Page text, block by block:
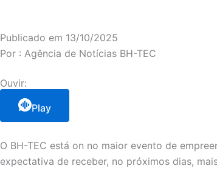
Publicado em 13/10/2025
Por : Agência de Notícias BH-TEC
Ouvir:
Play
O BH-TEC está on no maior evento de
expectativa de receber, no próximos dias,